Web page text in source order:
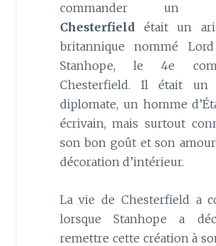
commander un
Chesterfield était un
britannique nommé
Stanhope, le 4e
Chesterfield. Il était un
diplomate, un homme
écrivain, mais surtout
son bon goût et son
décoration d’intérieur.
La vie de Chesterfield a
lorsque Stanhope a
remettre cette création à